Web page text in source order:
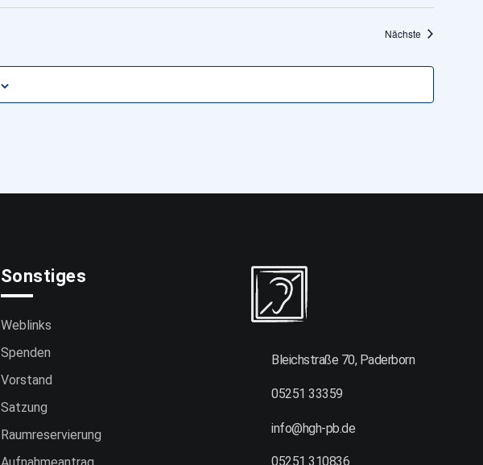
Nächste
Sonstiges
Weblinks
Spenden
Vorstand
Satzung
Raumreservierung
Bleichstraße 70, Paderborn
05251 33359
info@hgh-pb.de
05251 310836